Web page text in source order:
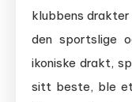
klubbens
den sportslige
ikoniske drakt,
sitt beste, ble